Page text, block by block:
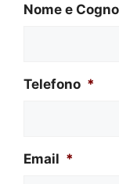
Nome e
Telefono *
Email *